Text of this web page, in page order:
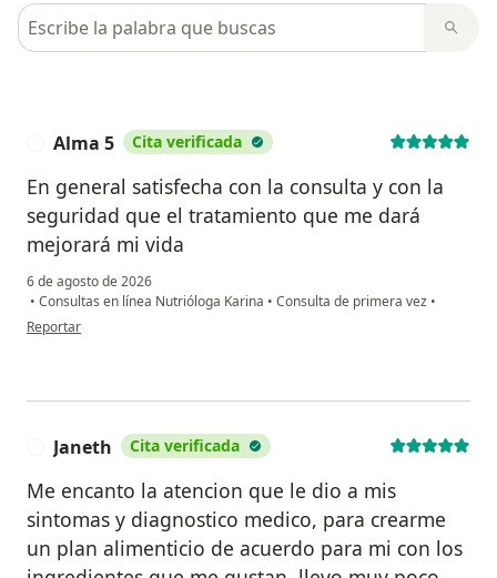
Busca en opiniones
Alma 5 Cita verificada
En general satisfecha con la consulta y con la
seguridad que el tratamiento que me dará
mejorará mi vida
6 de agosto de 2026
• Consultas en línea Nutrióloga Karina • Consulta de primera vez •
en opinión del usuario Alma 5
Reportar
Janeth Cita verificada
Me encanto la atencion que le dio a mis
sintomas y diagnostico medico, para crearme
un plan alimenticio de acuerdo para mi con los